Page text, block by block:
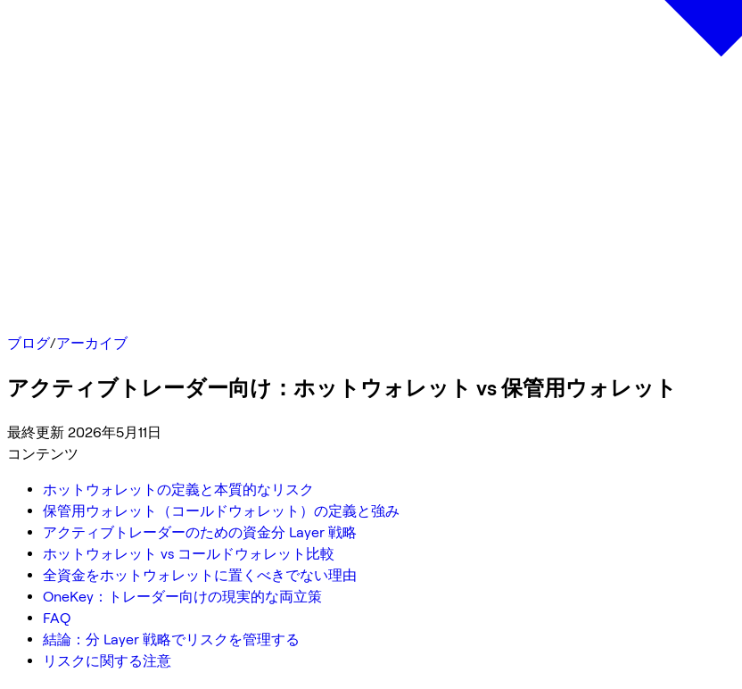
ブログ/アーカイブ
アクティブトレーダー向け：ホットウォレット vs 保管用ウォレット
最終更新 2026年5月11日
コンテンツ
ホットウォレットの定義と本質的なリスク
保管用ウォレット（コールドウォレット）の定義と強み
アクティブトレーダーのための資金分 Layer 戦略
ホットウォレット vs コールドウォレット比較
全資金をホットウォレットに置くべきでない理由
OneKey：トレーダー向けの現実的な両立策
FAQ
結論：分 Layer 戦略でリスクを管理する
リスクに関する注意